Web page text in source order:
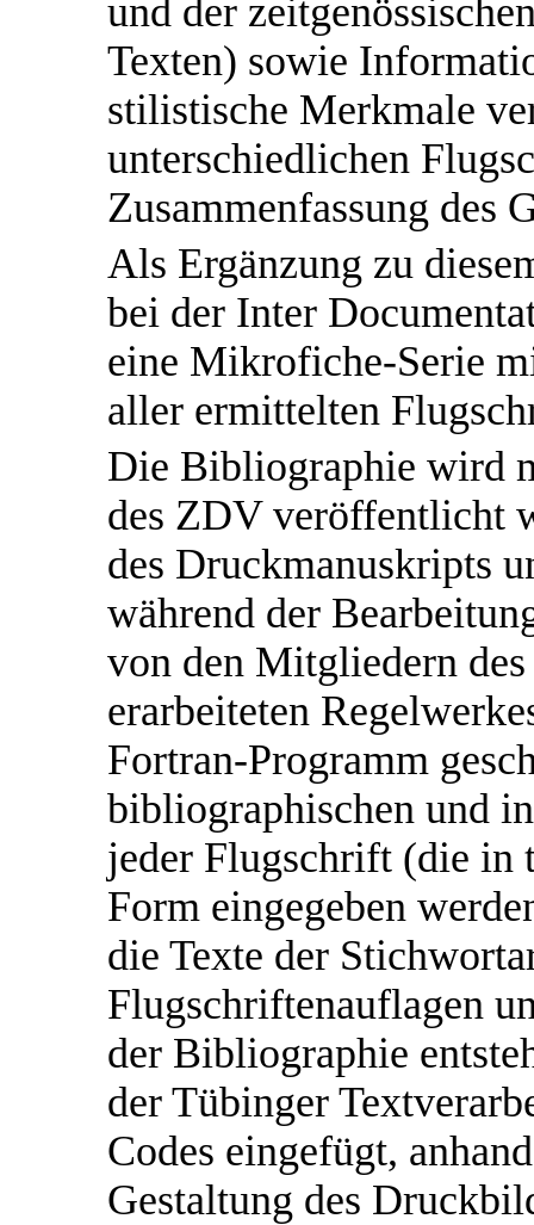
und der
Texten) sowie
stilistische Merkmale
unterschiedlichen
Zusammenfassung des
Als Ergänzung zu
bei der Inter
eine Mikrofiche-Serie
aller ermittelten
Die Bibliographie wird
des ZDV veröffentlicht
des Druckmanuskripts
während der
von den Mitgliedern
erarbeiteten
Fortran-Programm
bibliographischen und
jeder Flugschrift (die in
Form eingegeben
die Texte der
Flugschriftenauflagen
der Bibliographie
der Tübinger
Codes eingefügt,
Gestaltung des